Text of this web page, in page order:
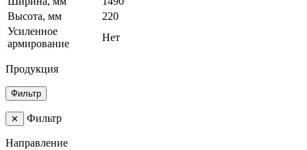
Высота, мм
220
Усиленное
армирование
Нет
Продукция
Фильтр
✕ Фильтр
Направление